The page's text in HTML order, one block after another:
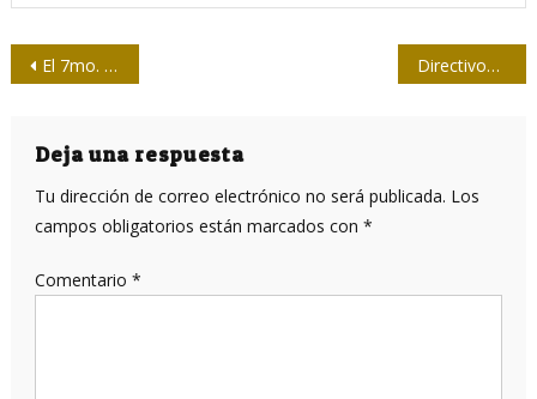
Navegación
entradas
El 7mo. Congreso del Partido en aplicación para móviles Directivos de Conferencias de Alcaldes de EUA visitarán Cuba
Deja una respuesta
Tu dirección de correo electrónico no será publicada. Los
campos obligatorios están marcados con *
Comentario *